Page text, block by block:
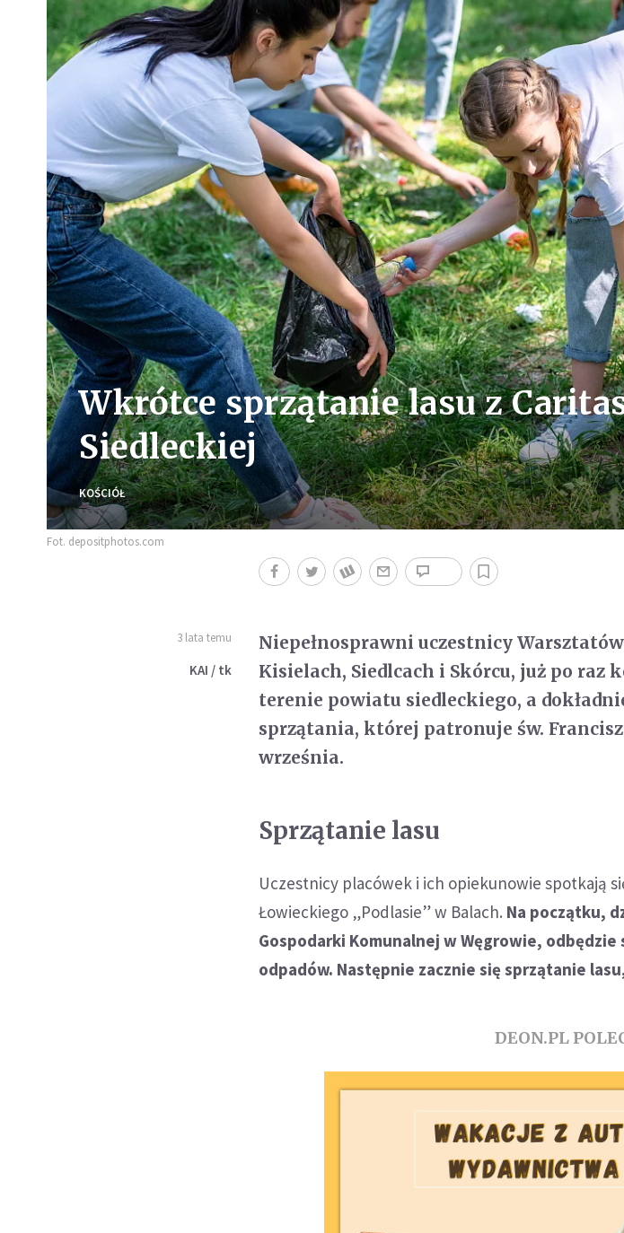
Wkrótce sprzątanie lasu z
Siedleckiej
KOŚCIÓŁ
Fot. depositphotos.com
3 lata temu
KAI / tk
Niepełnosprawni uczestnicy
Kisielach, Siedlcach i Skórcu, już po raz
terenie powiatu siedleckiego, a
sprzątania, której patronuje św.
września.
Sprzątanie lasu
Uczestnicy placówek i ich opiekunowie spotkają
Łowieckiego „Podlasie” w Balach. Na początku,
Gospodarki Komunalnej w Węgrowie, odbędzie
odpadów. Następnie zacznie się sprzątanie
DEON.PL